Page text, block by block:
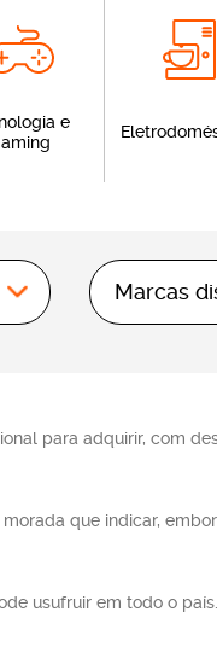
e
Marcas
Alma do
para adquirir, com
que indicar,
usufruir em todo o